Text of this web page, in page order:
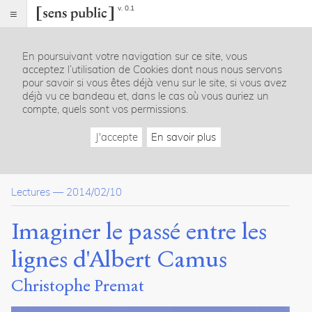
v. 0.1
Index
Article
Notes
Premat,
Christophe.
le
entre
les
lignes
En poursuivant votre navigation sur ce site, vous
acceptez l’utilisation de Cookies dont nous nous servons
pour savoir si vous êtes déjà venu sur le site, si vous avez
déjà vu ce bandeau et, dans le cas où vous auriez un
compte, quels sont vos permissions.
J'accepte En savoir plus
Lectures — 2014/02/10
Imaginer le passé entre les
lignes d'Albert Camus
Christophe Premat